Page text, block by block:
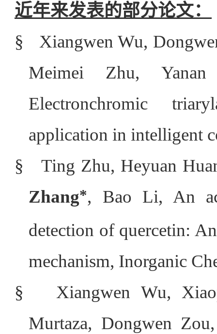
近年来发表的部分论文：
§
Xiangwen Wu,
Meimei Zhu,
Electronchromic
application in intelligent
§
Ting Zhu, Heyuan
Zhang*, Bao Li, An
detection of quercetin:
mechanism, Inorganic
§
Xiangwen Wu,
Murtaza, Dongwen